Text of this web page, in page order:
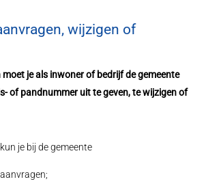
wijzigen of
moet je als inwoner of bedrijf de gemeente
of pandnummer uit te geven, te wijzigen of
je bij de gemeente